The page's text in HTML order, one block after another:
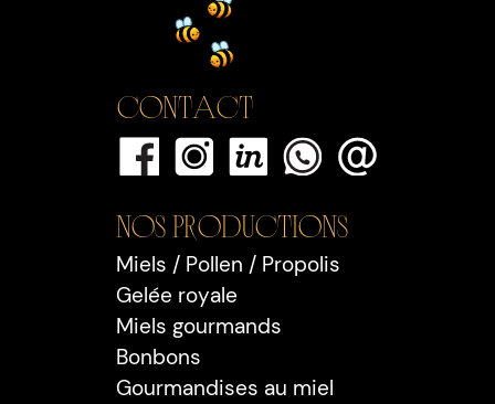
Contact
Nos PRODUCTIONS
Miels / Pollen / Propolis
Gelée royale
Miels gourmands
Bonbons
Gourmandises au miel